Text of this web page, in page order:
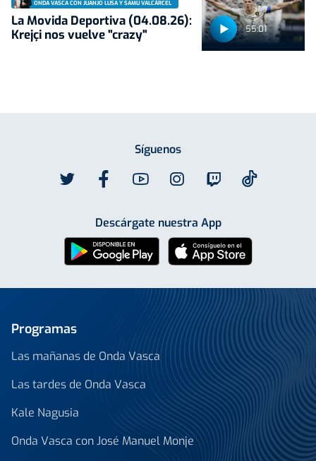
55:01
ONDA VASCA CON JUANJO LUSA Y SAMU VALCÁRCEL
La Movida Deportiva (04.08.26):
Krejçi nos vuelve "crazy"
Síguenos
Descárgate nuestra App
Programas
Las mañanas de Onda Vasca
Las tardes de Onda Vasca
Kale Nagusia
Onda Vasca con José Manuel Monje